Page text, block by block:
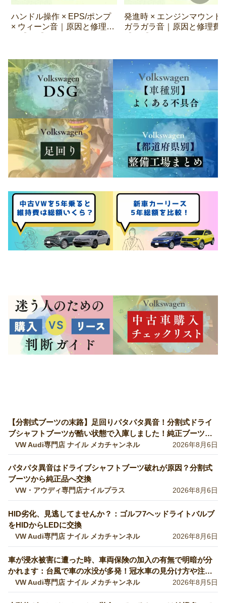
ハンドル操作 × EPS/ポンプ
× ウィーン音｜原因と修理費
発進時 × エンジンマウント
ガラガラ音｜原因と修理費
【分割式ブーツの末路】足回りパタパタ異音！分割式ドライ
ブシャフトブーツが酷い状態で入庫しました！純正ブーツに
交換修理します【VW 9Nポロ】
VW Audi専門店 ナイル メカチャンネル 2026年8月6日
パタパタ異音はドライブシャフトブーツ破れが原因？分割式
ブーツから純正品へ交換
VW・アウディ専門店ナイルプラス 2026年8月6日
HID劣化、見逃してませんか？：ゴルフ7ヘッドライトバルブ
をHIDからLEDに交換
VW Audi専門店 ナイル メカチャンネル 2026年8月6日
車が浸水被害に遭った時、車両保険の加入の有無で明暗が分
かれます：台風で車の水没が多発！冠水車の見分け方や注意
ポイントをVW専門店が解説していきます！【VW修理】
VW Audi専門店 ナイル メカチャンネル 2026年8月5日